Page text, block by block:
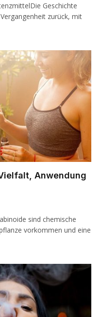
Geschichte
zurück, mit
Anwendung
sind chemische
vorkommen und eine